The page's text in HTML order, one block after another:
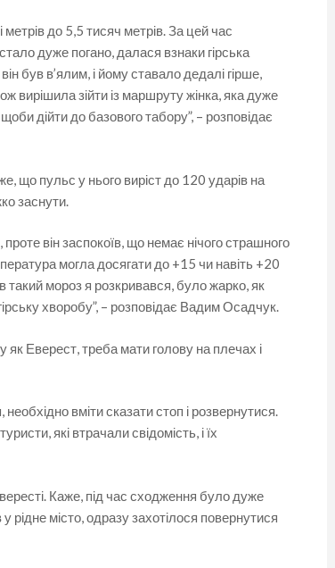
метрів до 5,5 тисяч метрів. За цей час
дуже погано, далася взнаки гірська
був в’ялим, і йому ставало дедалі гірше,
вирішила зійти із маршруту жінка, яка дуже
дійти до базового табору”, – розповідає
що пульс у нього виріст до 120 ударів на
заснути.
він заспокоїв, що немає нічого страшного
могла досягати до +15 чи навіть +20
такий мороз я розкривався, було жарко, як
хворобу”, – розповідає Вадим Осадчук.
Еверест, треба мати голову на плечах і
вміти сказати стоп і розвернутися.
які втрачали свідомість, і їх
Каже, під час сходження було дуже
рідне місто, одразу захотілося повернутися